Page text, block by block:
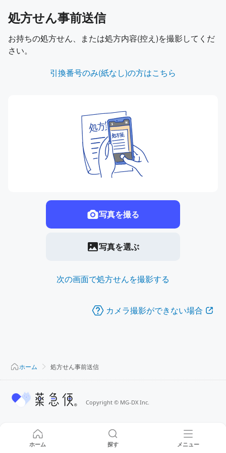
処方せん事前送信
お持ちの処方せん、または処方内容(控え)を撮影してくだ
さい。
引換番号のみ(紙なし)の方はこちら
写真を撮る
写真を選ぶ
次の画面で処方せんを撮影する
カメラ撮影ができない場合
ホーム 処方せん事前送信
Copyright © MG-DX Inc.
ホーム 探す メニュー